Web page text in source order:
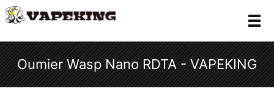
メ
Oumier Wasp Nano RDTA - VAPEKING